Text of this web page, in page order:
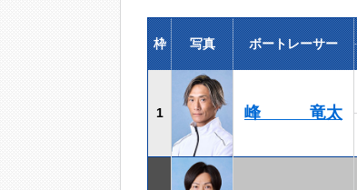
枠 写真 ボートレーサー
1 峰 竜太